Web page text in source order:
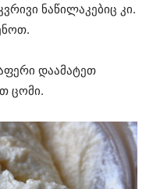
ნაწილაკებიც კი.
დაამატეთ
ცომი.